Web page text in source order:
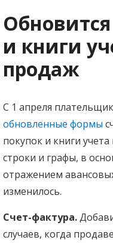
и книги
продаж
С 1 апреля
обновленные формы
покупок и книги
строки и графы, в
отражением
изменилось.
Счет-фактура.
случаев, когда